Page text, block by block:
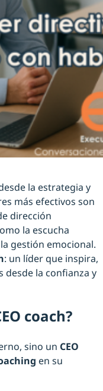
la estrategia y
más efectivos son
dirección
la escucha
gestión emocional.
: un líder que inspira,
desde la confianza y
coach?
sino un CEO
en su